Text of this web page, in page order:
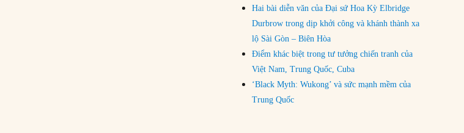
Hai bài diễn văn của Đại sứ Hoa Kỳ Elbridge
Durbrow trong dịp khởi công và khánh thành xa
lộ Sài Gòn – Biên Hòa
Điểm khác biệt trong tư tưởng chiến tranh của
Việt Nam, Trung Quốc, Cuba
‘Black Myth: Wukong’ và sức mạnh mềm của
Trung Quốc